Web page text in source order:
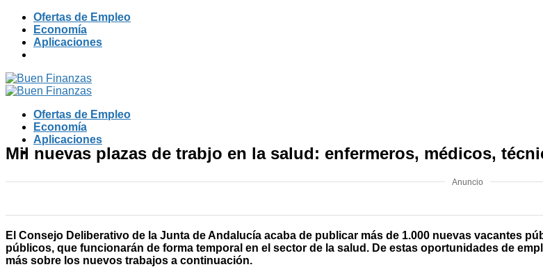
Skip
content
Ofertas de Empleo
Economía
Aplicaciones
Ofertas de Empleo
Economía
Aplicaciones
Mil nuevas plazas de trabjo en la salud: enfermeros, médicos,
Anuncio
El Consejo Deliberativo de la Junta de Andalucía acaba de publicar más de 1.000 nuevas vacantes
públicos, que funcionarán de forma temporal en el sector de la salud. De estas oportunidades de
más sobre los nuevos trabajos a continuación.